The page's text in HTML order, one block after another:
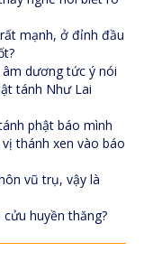
mạnh, ở đỉnh đầu
dương tức ý nói
tánh Như Lai
phật báo mình
thánh xen vào báo
vũ trụ, vậy là
huyền thăng?